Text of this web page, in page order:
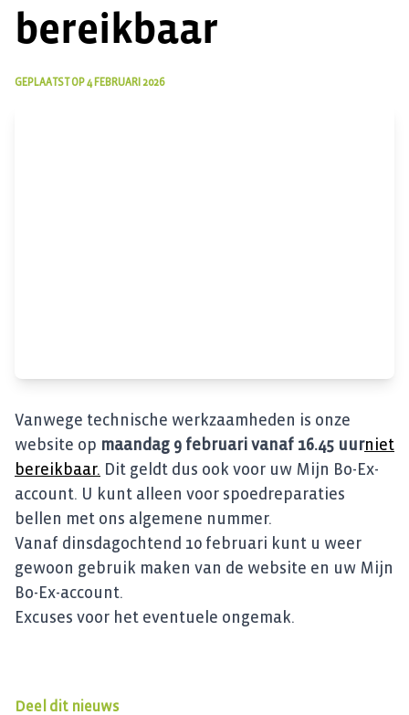
bereikbaar
GEPLAATST OP4 FEBRUARI 2026
Vanwege technische werkzaamheden is onze
website op maandag 9 februari vanaf 16.45 uurniet
bereikbaar. Dit geldt dus ook voor uw Mijn Bo-Ex-
account. U kunt alleen voor spoedreparaties
bellen met ons algemene nummer.
Vanaf dinsdagochtend 10 februari kunt u weer
gewoon gebruik maken van de website en uw Mijn
Bo-Ex-account.
Excuses voor het eventuele ongemak.
Deel dit nieuws